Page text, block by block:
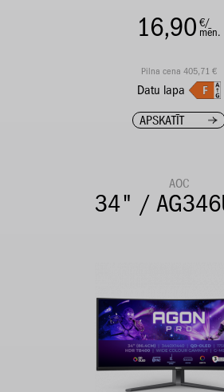
16,90 €/
mēn.
Pilna cena 405,71 €
Datu lapa
APSKATĪT
AOC
34" /